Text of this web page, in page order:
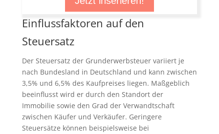
Einflussfaktoren auf den
Steuersatz
Der Steuersatz der Grunderwerbsteuer variiert je
nach Bundesland in Deutschland und kann zwischen
3,5% und 6,5% des Kaufpreises liegen. Maßgeblich
beeinflusst wird er durch den Standort der
Immobilie sowie den Grad der Verwandtschaft
zwischen Käufer und Verkäufer. Geringere
Steuersätze können beispielsweise bei